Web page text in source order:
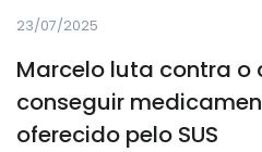
23/07/2025
Marcelo luta contra o
conseguir
oferecido pelo SUS